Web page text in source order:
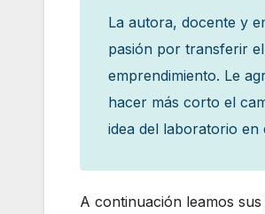
La autora, docente y
pasión por transferir
emprendimiento. Le
hacer más corto el
idea del laboratorio en
A continuación leamos